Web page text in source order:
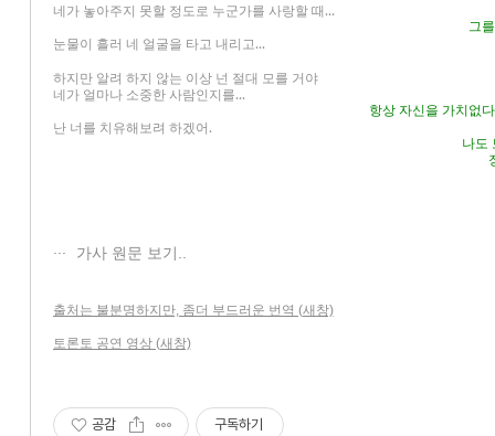
네가 놓아주지 못할 정도로 누군가를 사랑할 때...
그
눈물이 흘러 네 얼굴을 타고 내리고...
하지만 알려 하지 않는 이상 넌 절대 모를 거야
네가 얼마나 소중한 사람인지를...
항상 자신을 가치없
난 너를 치유해보려 하겠어.
나도
가사 원문 보기..
출처는 불분명하지만, 좀더 부드러운 번역 (새창)
토론토 공연 영상 (새창)
공감 구독하기